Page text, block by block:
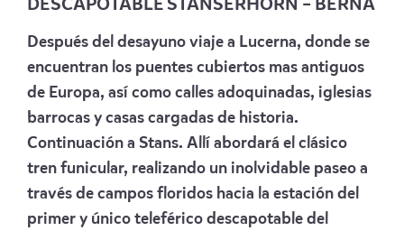
DESCAPOTABLE STANSERHORN – BERNA
Después del desayuno viaje a Lucerna, donde se
encuentran los puentes cubiertos mas antiguos
de Europa, así como calles adoquinadas, iglesias
barrocas y casas cargadas de historia.
Continuación a Stans. Allí abordará el clásico
tren funicular, realizando un inolvidable paseo a
través de campos floridos hacia la estación del
primer y único teleférico descapotable del